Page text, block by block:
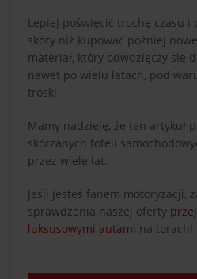
Lepiej poświęcić trochę czasu
skóry niż kupować później
materiał, który odwdzięczy się
nawet po wielu latach, pod
troski.
Mamy nadzieję, że ten artykuł
skórzanych foteli
przez wiele lat.
Jeśli jesteś fanem motoryzacji,
sprawdzenia naszej oferty
luksusowymi autami na torach!